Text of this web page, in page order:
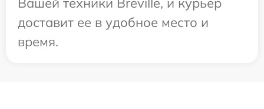
доставит ее в удобное место и
время.